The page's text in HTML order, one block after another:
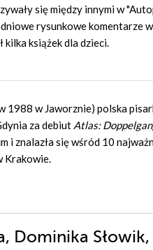
się między innymi w
rysunkowe komentarze
kilka książek dla dzieci.
1988 w Jaworznie) polska
za debiut Atlas:
i znalazła się wśród 10
Krakowie.
Dominika